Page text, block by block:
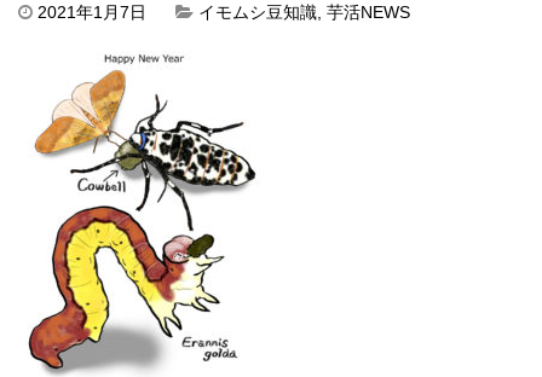
2021年1月7日 イモムシ豆知識 芋活NEWS